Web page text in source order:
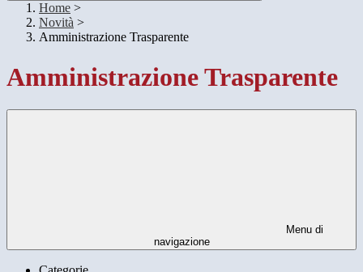
Home >
Novità >
Amministrazione Trasparente
Amministrazione Trasparente
Menu di
navigazione